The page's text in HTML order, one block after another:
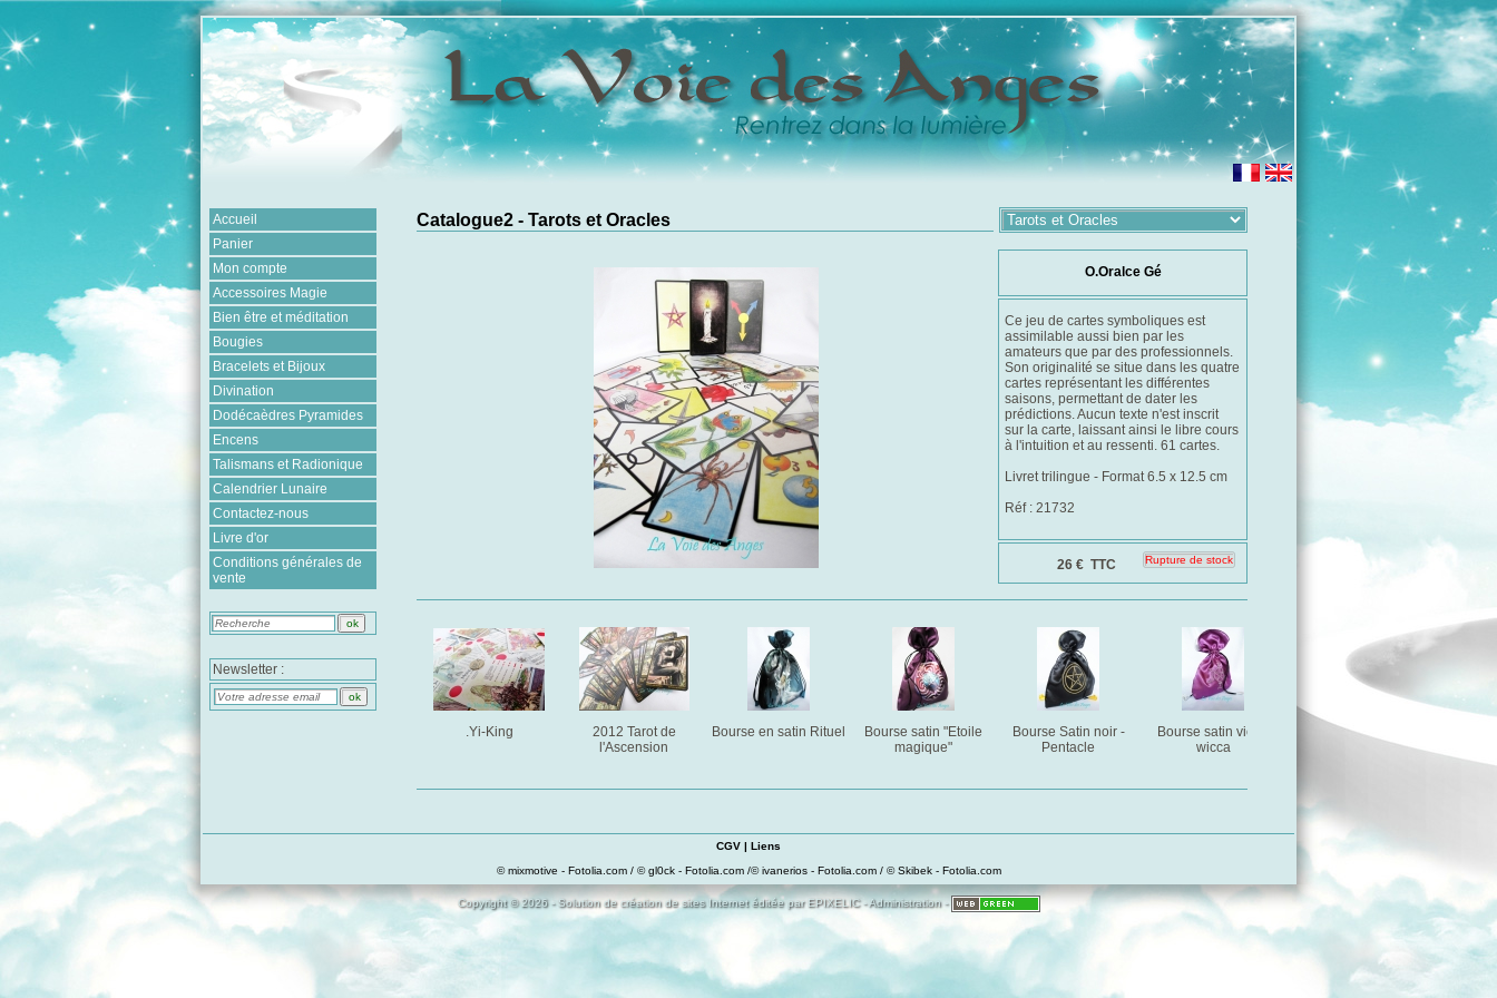
Accueil
Panier
Mon compte
Accessoires Magie
Bien être et méditation
Bougies
Bracelets et Bijoux
Divination
Dodécaèdres Pyramides
Encens
Talismans et Radionique
Calendrier Lunaire
Contactez-nous
Livre d'or
Conditions générales de
vente
Newsletter :
Catalogue2 - Tarots et Oracles
O.Oralce Gé
Ce jeu de cartes symboliques est
assimilable aussi bien par les
amateurs que par des professionnels.
Son originalité se situe dans les quatre
cartes représentant les différentes
saisons, permettant de dater les
prédictions. Aucun texte n'est inscrit
sur la carte, laissant ainsi le libre cours
à l'intuition et au ressenti. 61 cartes.
Livret trilingue - Format 6.5 x 12.5 cm
Réf : 21732
TTC
26 €
.Yi-King
2012 Tarot de
l'Ascension
Bourse en satin Rituel
Bourse satin "Etoile
magique"
Bourse Satin noir -
Pentacle
Bourse satin violet
wicca
Bourse velours triskel
CGV | Liens
© mixmotive - Fotolia.com / © gl0ck - Fotolia.com /© ivanerios - Fotolia.com / © Skibek - Fotolia.com
Copyright © 2026 - Solution de création de sites Internet éditée par EPIXELIC- Administration-